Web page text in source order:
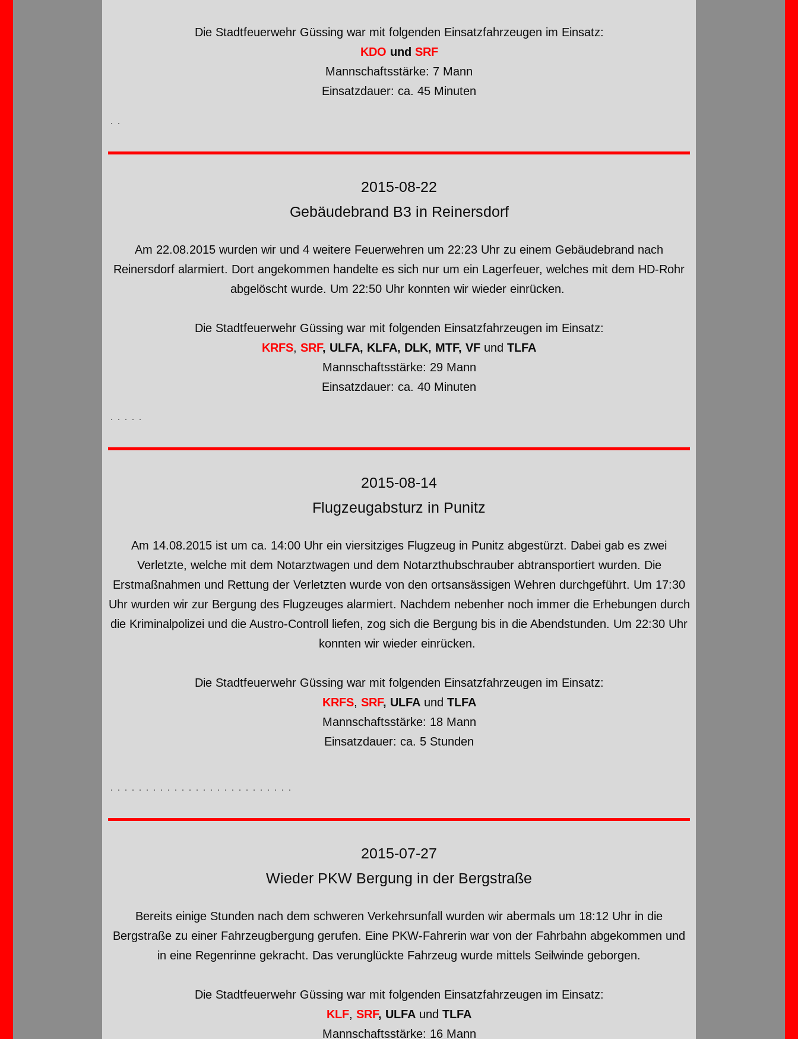
Die Stadtfeuerwehr Güssing war mit folgenden Einsatzfahrzeugen im Einsatz:
KDO und SRF
Mannschaftsstärke: 7 Mann
Einsatzdauer: ca. 45 Minuten
2015-08-22
Gebäudebrand B3 in Reinersdorf
Am 22.08.2015 wurden wir und 4 weitere Feuerwehren um 22:23 Uhr zu einem Gebäudebrand nach
Reinersdorf alarmiert. Dort angekommen handelte es sich nur um ein Lagerfeuer, welches mit dem HD-Rohr
abgelöscht wurde. Um 22:50 Uhr konnten wir wieder einrücken.
Die Stadtfeuerwehr Güssing war mit folgenden Einsatzfahrzeugen im Einsatz:
KRFS, SRF, ULFA, KLFA, DLK, MTF, VF und TLFA
Mannschaftsstärke: 29 Mann
Einsatzdauer: ca. 40 Minuten
2015-08-14
Flugzeugabsturz in Punitz
Am 14.08.2015 ist um ca. 14:00 Uhr ein viersitziges Flugzeug in Punitz abgestürzt. Dabei gab es zwei
Verletzte, welche mit dem Notarztwagen und dem Notarzthubschrauber abtransportiert wurden. Die
Erstmaßnahmen und Rettung der Verletzten wurde von den ortsansässigen Wehren durchgeführt. Um 17:30
Uhr wurden wir zur Bergung des Flugzeuges alarmiert. Nachdem nebenher noch immer die Erhebungen durch
die Kriminalpolizei und die Austro-Controll liefen, zog sich die Bergung bis in die Abendstunden. Um 22:30 Uhr
konnten wir wieder einrücken.
Die Stadtfeuerwehr Güssing war mit folgenden Einsatzfahrzeugen im Einsatz:
KRFS, SRF, ULFA und TLFA
Mannschaftsstärke: 18 Mann
Einsatzdauer: ca. 5 Stunden
2015-07-27
Wieder PKW Bergung in der Bergstraße
Bereits einige Stunden nach dem schweren Verkehrsunfall wurden wir abermals um 18:12 Uhr in die
Bergstraße zu einer Fahrzeugbergung gerufen. Eine PKW-Fahrerin war von der Fahrbahn abgekommen und
in eine Regenrinne gekracht. Das verunglückte Fahrzeug wurde mittels Seilwinde geborgen.
Die Stadtfeuerwehr Güssing war mit folgenden Einsatzfahrzeugen im Einsatz:
KLF, SRF, ULFA und TLFA
Mannschaftsstärke: 16 Mann